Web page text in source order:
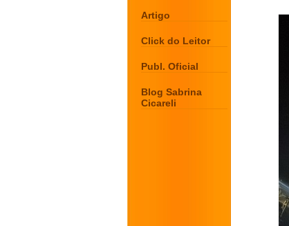
Artigo
Click do Leitor
Publ. Oficial
Blog Sabrina
Cicareli